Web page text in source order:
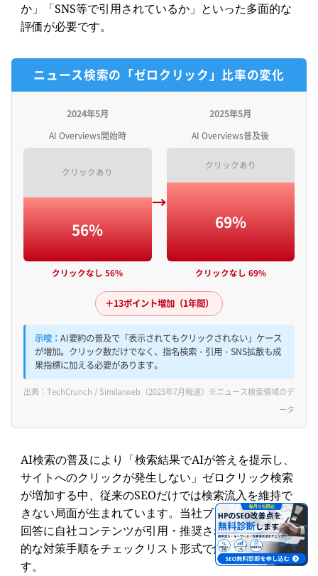
か」「SNS等で引用されているか」といった多面的な
評価が必要です。
ニュース検索の「ゼロクリック」比率の変化
2024年5月
AI Overviews開始時
56%
クリックあり
クリックなし 56%
→
2025年5月
AI Overviews普及後
69%
クリックあり
クリックなし 69%
＋13ポイント増加（1年間）
示唆： AI要約の普及で「表示されてもクリックされない」ケース
が増加。クリック数だけでなく、指名検索・引用・SNS拡散も成
果指標に加える必要があります。
出典：TechCrunch / Similarweb（2025年7月報道）※ニュース検索領域のデ
ータ
AI検索の普及により「検索結果でAIが答えを提示し、
サイトへのクリックが発生しない」ゼロクリック検索
が増加する中、従来のSEOだけでは検索流入を維持で
きない局面が生まれています。当社ブログでは、AIの
回答に自社コンテンツが引用・推奨されるための具体
的な対策手順をチェックリスト形式で解説していま
す。